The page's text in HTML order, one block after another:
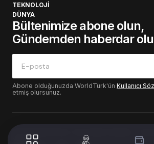
TEKNOLOJİ
DÜNYA
Bültenimize abone olun,
Gündemden haberdar
Abone olduğunuzda WorldTürk'ün Kullanıcı
etmiş olursunuz.
© 2024 WorldTurk. Tüm Hakları Saklıdır. -
Volion's